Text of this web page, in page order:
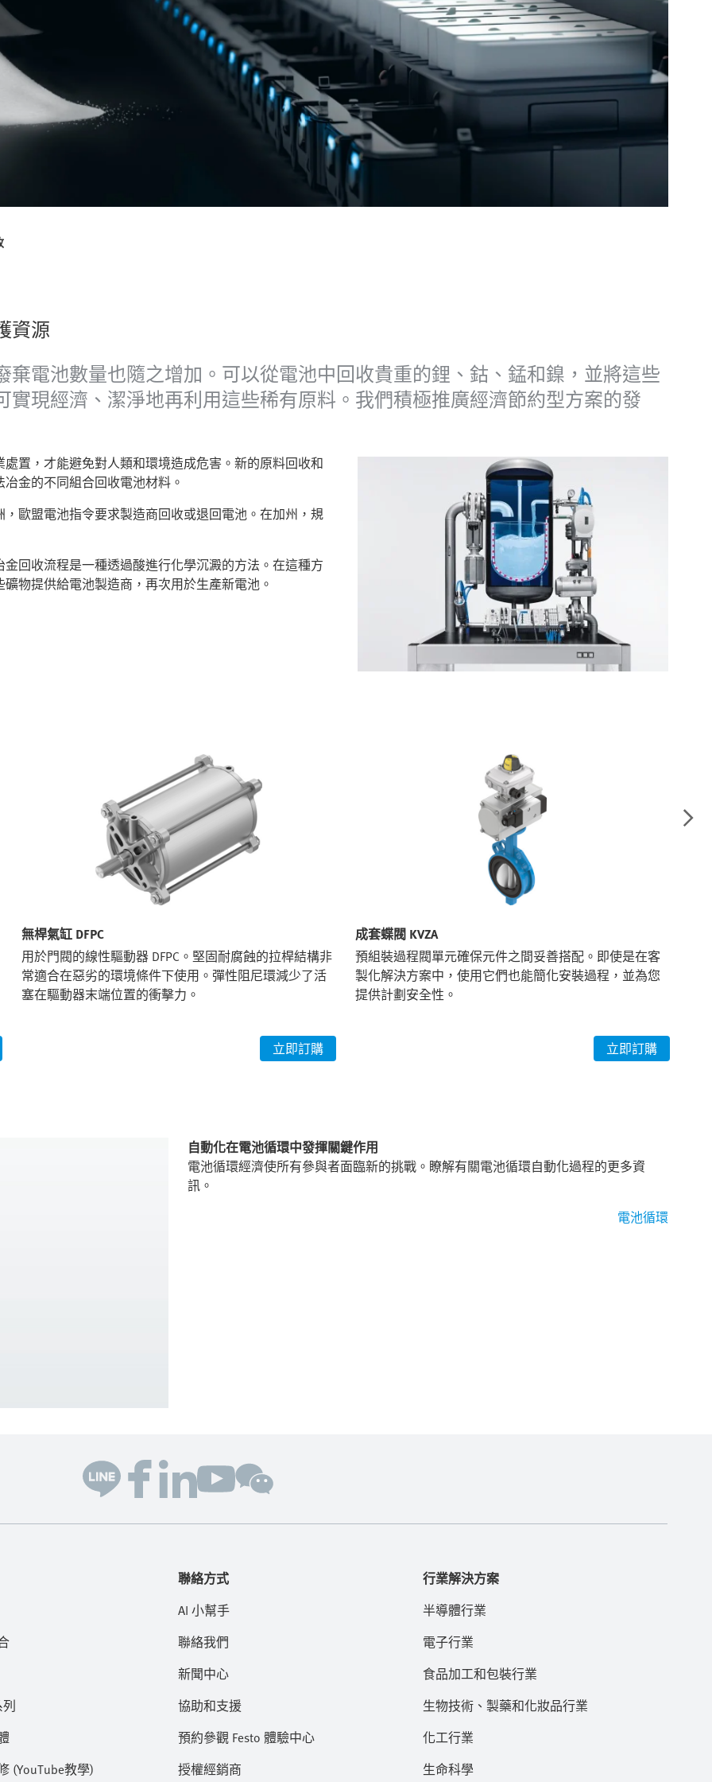
資源
電池數量也隨之增加。可以從電池中回收貴重的鋰、鈷、錳和鎳，並將這些
現經濟、潔淨地再利用這些稀有原料。我們積極推廣經濟節約型方案的發
置，才能避免對人類和環境造成危害。新的原料回收和
金的不同組合回收電池材料。
歐盟電池指令要求製造商回收或退回電池。在加州，規
回收流程是一種透過酸進行化學沉澱的方法。在這種方
物提供給電池製造商，再次用於生產新電池。
無桿氣缸 DFPC
用於門閥的線性驅動器 DFPC。堅固耐腐蝕的拉桿結構非
常適合在惡劣的環境條件下使用。彈性阻尼環減少了活
塞在驅動器末端位置的衝擊力。
立即訂購
成套蝶閥 KVZA
預組裝過程閥單元確保元件之間妥善搭配。即使是在客
製化解決方案中，使用它們也能簡化安裝過程，並為您
提供計劃安全性。
立即訂購
自動化在電池循環中發揮關鍵作用
電池循環經濟使所有參與者面臨新的挑戰。瞭解有關電池循環自動化過程的更多資
訊。
電池循環
(YouTube教學)
聯絡方式
AI 小幫手
聯絡我們
新聞中心
協助和支援
預約參觀 Festo 體驗中心
授權經銷商
行業解決方案
半導體行業
電子行業
食品加工和包裝行業
生物技術、製藥和化妝品行業
化工行業
生命科學